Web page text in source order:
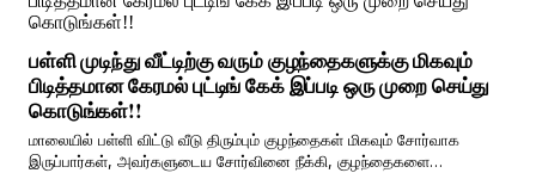
பள்ளி முடிந்து வீட்டிற்கு வரும் குழந்தைகளுக்கு மிகவும்
பிடித்தமான கேரமல் புட்டிங் கேக் இப்படி ஒரு முறை செய்து
கொடுங்கள்!!
மாலையில் பள்ளி விட்டு வீடு திரும்பும் குழந்தைகள் மிகவும் சோர்வாக
இருப்பார்கள், அவர்களுடைய சோர்வினை நீக்கி, குழந்தைகளை